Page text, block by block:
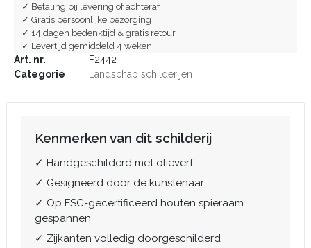
✓ Betaling bij levering of achteraf
✓ Gratis persoonlijke bezorging
✓ 14 dagen bedenktijd & gratis retour
✓ Levertijd gemiddeld 4 weken
Art. nr.
F2442
Categorie
Landschap schilderijen
Kenmerken van dit schilderij
✓ Handgeschilderd met olieverf
✓ Gesigneerd door de kunstenaar
✓ Op FSC-gecertificeerd houten spieraam
gespannen
✓ Zijkanten volledig doorgeschilderd